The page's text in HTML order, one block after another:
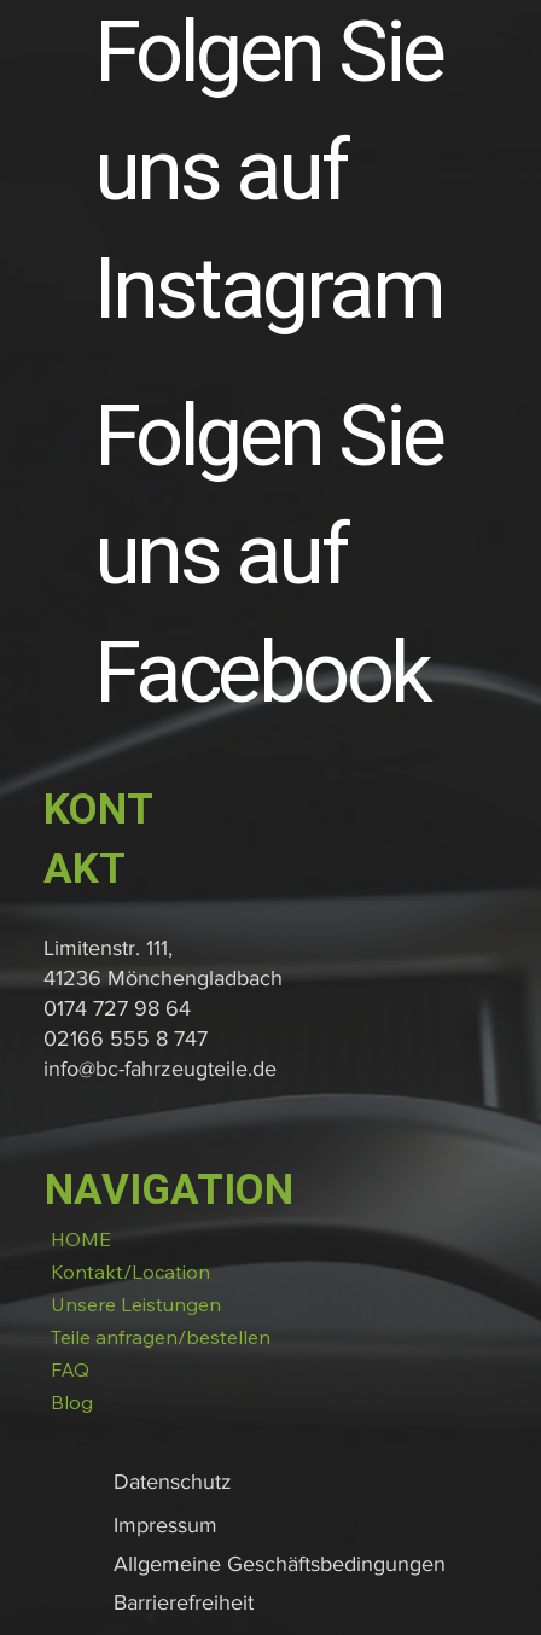
Folgen Sie
uns auf
Instagram
Folgen Sie
uns auf
Facebook
Datenschutz
Impressum
Allgemeine Geschäftsbedingungen
Barrierefreiheit
NAVIGATION
HOME
Kontakt/Location
Unsere Leistungen
Teile anfragen/bestellen
FAQ
Blog
KONT
AKT
Limitenstr. 111,
41236 Mönchengladbach
0174 727 98 64
02166 555 8 747
info@bc-fahrzeugteile.de